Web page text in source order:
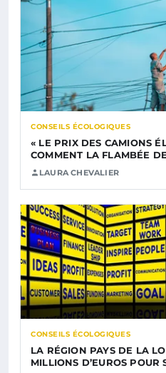
CONSEILS ÉCOLOGIQUES
« LE PRIX DES CAMIONS
COMMENT LA FLAMBÉE
LAURA CHEVALIER
CONSEILS ÉCOLOGIQUES
LA RÉGION PAYS DE LA
MILLIONS D’EUROS POUR